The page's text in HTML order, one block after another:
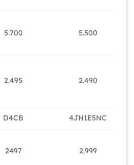
5.700 5.500
2.495 2.490
D4CB 4JH1E5NC
2497 2.999